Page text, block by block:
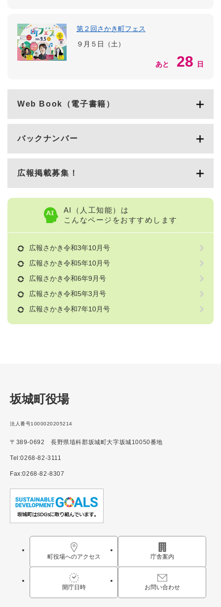
第２回さかき町フェス
９月５日（土）
あと 28 日
Web Book（電子書籍）
バックナンバー
広報掲載募集！
AI（人工知能）は
こんなページをおすすめします
広報さかき令和3年10月号
広報さかき令和5年10月号
広報さかき令和6年9月号
広報さかき令和5年3月号
広報さかき令和7年10月号
坂城町役場
法人番号1000020205214
〒389-0692 長野県埴科郡坂城町大字坂城10050番地
Tel:0268-82-3111
Fax:0268-82-8307
町役場へのアクセス 庁舎案内
開庁日時 お問い合わせ